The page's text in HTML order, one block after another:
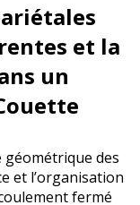
et la
un
géométrique des
et l’organisation
fermé